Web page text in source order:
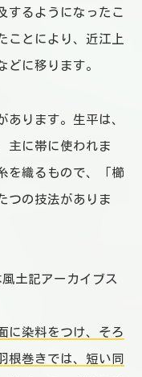
するようになったこ
ことにより、近江上
どに移ります。
あります。生平は、
主に帯に使われま
を織るもので、「櫛
つの技法がありま
土記アーカイブス
に染料をつけ、そろ
根巻きでは、短い同